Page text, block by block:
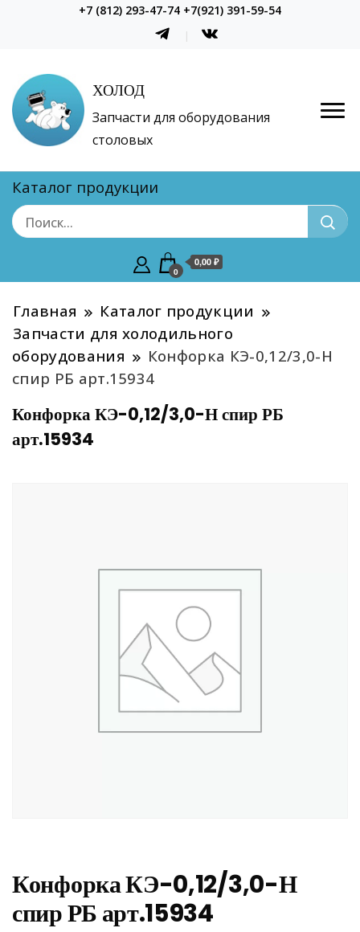
+7 (812) 293-47-74 +7(921) 391-59-54
ХОЛОД
Запчасти для оборудования
столовых
Каталог продукции
0
0,00 ₽
Главная
Каталог продукции
Запчасти для холодильного
оборудования
Конфорка КЭ-0,12/3,0-Н
спир РБ арт.15934
Конфорка КЭ-0,12/3,0-Н спир РБ
арт.15934
Конфорка КЭ-0,12/3,0-Н
спир РБ арт.15934